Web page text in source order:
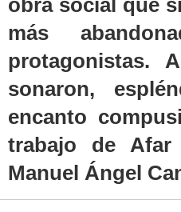
obra social que
más
protagonistas.
sonaron,
encanto
trabajo de
Manuel Ángel